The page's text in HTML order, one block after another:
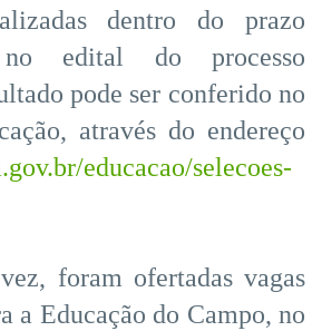
dentro do prazo
no edital do processo
pode ser conferido no
através do endereço
educacao/selecoes-
foram ofertadas vagas
a Educação do Campo, no